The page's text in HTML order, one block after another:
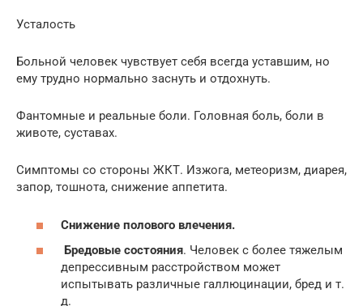
Усталость
Больной человек чувствует себя всегда уставшим, но
ему трудно нормально заснуть и отдохнуть.
Фантомные и реальные боли. Головная боль, боли в
животе, суставах.
Симптомы со стороны ЖКТ. Изжога, метеоризм, диарея,
запор, тошнота, снижение аппетита.
Снижение полового влечения.
Бредовые состояния. Человек с более тяжелым
депрессивным расстройством может
испытывать различные галлюцинации, бред и т.
д.